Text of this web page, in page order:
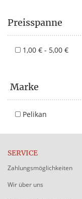
Preisspanne
1,00 € - 5,00 €
Marke
Pelikan
SERVICE
Zahlungsmöglichkeiten
Wir über uns